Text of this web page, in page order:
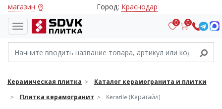
магазин Город: Краснодар
0 0
Керамическая плитка
Каталог керамогранита и плитки
Плитка керамогранит
Keratile (Кератайл)